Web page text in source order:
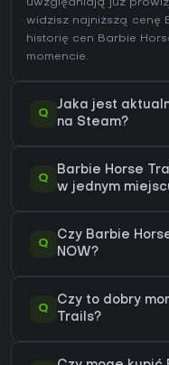
uwzględniają już
widzisz najniższą cenę
historię cen Barbie
momencie.
Q
Jaka jest
na Steam?
Q
Barbie Horse
w jednym
Q
Czy Barbie
NOW?
Q
Czy to dobry
Trails?